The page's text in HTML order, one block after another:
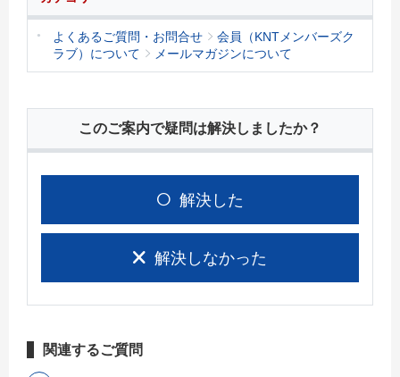
よくあるご質問・お問合せ
会員（KNTメンバーズク
ラブ）について
メールマガジンについて
このご案内で疑問は解決しましたか？
解決した
解決しなかった
関連するご質問